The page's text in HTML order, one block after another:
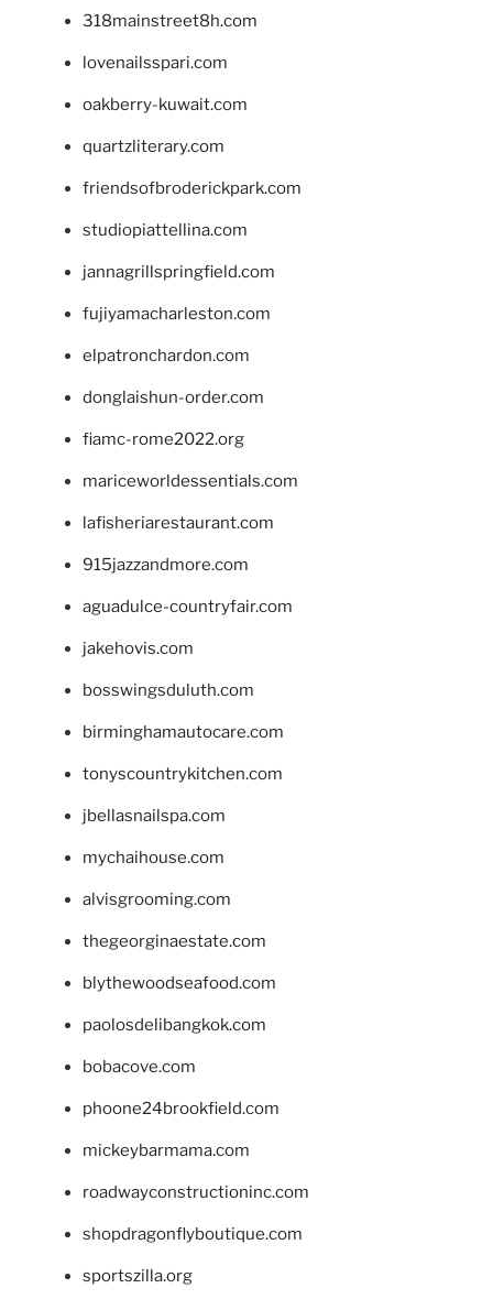
318mainstreet8h.com
lovenailsspari.com
oakberry-kuwait.com
quartzliterary.com
friendsofbroderickpark.com
studiopiattellina.com
jannagrillspringfield.com
fujiyamacharleston.com
elpatronchardon.com
donglaishun-order.com
fiamc-rome2022.org
mariceworldessentials.com
lafisheriarestaurant.com
915jazzandmore.com
aguadulce-countryfair.com
jakehovis.com
bosswingsduluth.com
birminghamautocare.com
tonyscountrykitchen.com
jbellasnailspa.com
mychaihouse.com
alvisgrooming.com
thegeorginaestate.com
blythewoodseafood.com
paolosdelibangkok.com
bobacove.com
phoone24brookfield.com
mickeybarmama.com
roadwayconstructioninc.com
shopdragonflyboutique.com
sportszilla.org